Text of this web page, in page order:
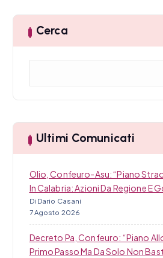
Cerca
a
Ultimi Comunicati
Olio, Confeuro-Asu: “Piano
In Calabria: Azioni Da Regione E
Di Dario Casani
7 Agosto 2026
Decreto Pa, Confeuro: “Piano
Primo Passo Ma Da Solo Non